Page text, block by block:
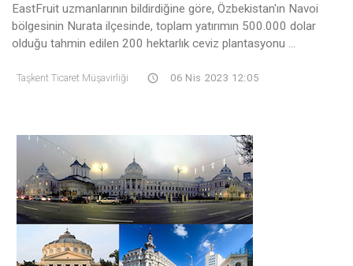
EastFruit uzmanlarının bildirdiğine göre, Özbekistan'ın Navoi
bölgesinin Nurata ilçesinde, toplam yatırımın 500.000 dolar
olduğu tahmin edilen 200 hektarlık ceviz plantasyonu ...
Taşkent Ticaret Müşavirliği 06 Nis 2023 12:05